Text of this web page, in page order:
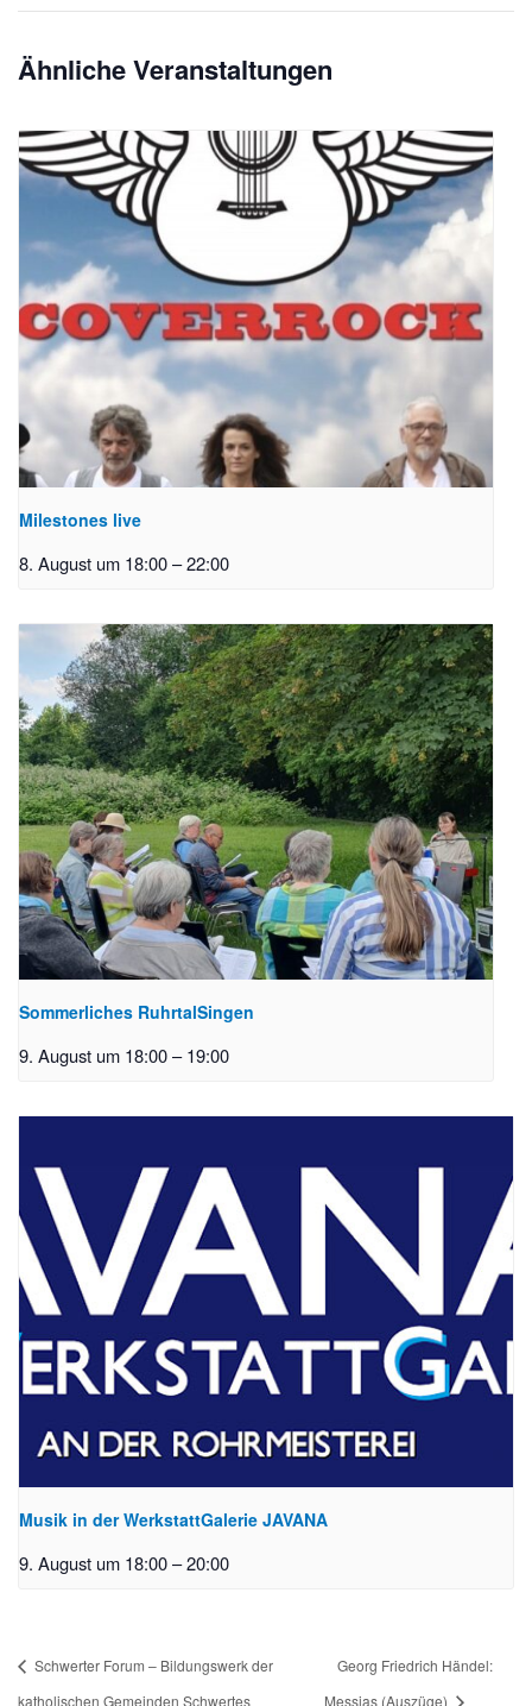
Ähnliche Veranstaltungen
Milestones live
8. August um 18:00–22:00
Sommerliches RuhrtalSingen
9. August um 18:00– 19:00
Musik in der WerkstattGalerie JAVANA
9. August um 18:00–20:00
Schwerter Forum – Bildungswerk der
katholischen Gemeinden Schwertes
Georg Friedrich Händel:
Messias (Auszüge)